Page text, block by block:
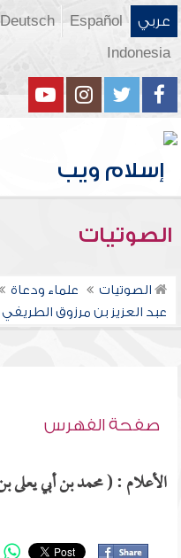
عربي Español
Deutsch
Indonesia
الصوتيات
الصوتيات علماء ودعاة
عبد العزيز بن مرزوق الطريفي
صفحة الفهرس
الأعلام : ( محمد بن أبي يعلى